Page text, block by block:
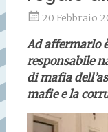
20 Febbraio
Ad affermarlo
responsabile
di mafia
mafie e la